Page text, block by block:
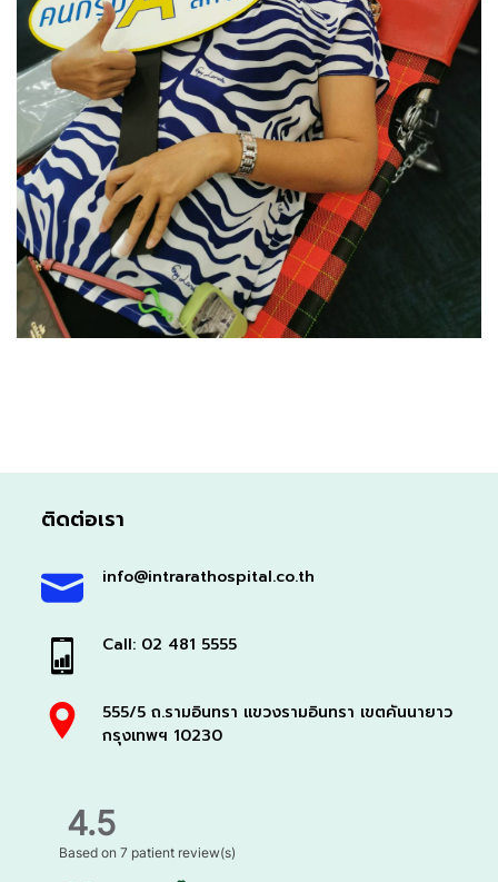
ติดต่อเรา
info@intrarathospital.co.th
Call: 02 481 5555
555/5 ถ.รามอินทรา แขวงรามอินทรา เขตคันนายาว
กรุงเทพฯ 10230
4.5
Based on7 patient review(s)